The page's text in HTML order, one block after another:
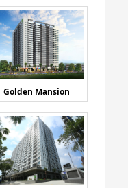
Golden Mansion